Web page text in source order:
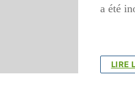
a été
LIRE